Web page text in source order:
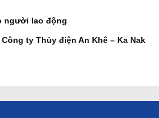
người lao động
ty Thủy điện An Khê – Ka Nak